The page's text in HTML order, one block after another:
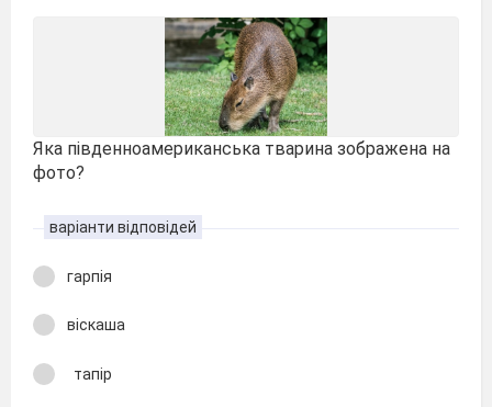
Яка південноамериканська тварина зображена на
фото?
варіанти відповідей
гарпія
віскаша
тапір